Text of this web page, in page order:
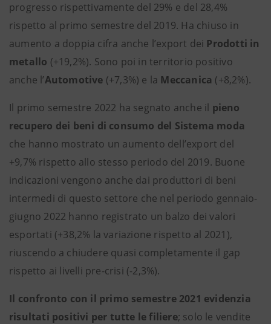
progresso rispettivamente del 29% e del 28,4%
rispetto al primo semestre del 2019. Ha chiuso in
aumento a doppia cifra anche l’export dei Prodotti in
metallo (+19,2%). Sono poi in territorio positivo
anche l’Automotive (+7,3%) e la Meccanica (+8,2%).
Il primo semestre 2022 ha segnato anche il pieno
recupero dei beni di consumo del Sistema moda
che hanno mostrato un aumento dell’export del
+9,7% rispetto allo stesso periodo del 2019. Buone
indicazioni vengono anche dai produttori di beni
intermedi di questo settore che nel periodo gennaio-
giugno 2022 hanno registrato un balzo dei valori
esportati (+38,2% la variazione rispetto al 2021),
riuscendo a chiudere quasi completamente il gap
rispetto ai livelli pre-crisi (-2,3%).
Il confronto con il primo semestre 2021 evidenzia
risultati positivi per tutte le filiere; solo le vendite